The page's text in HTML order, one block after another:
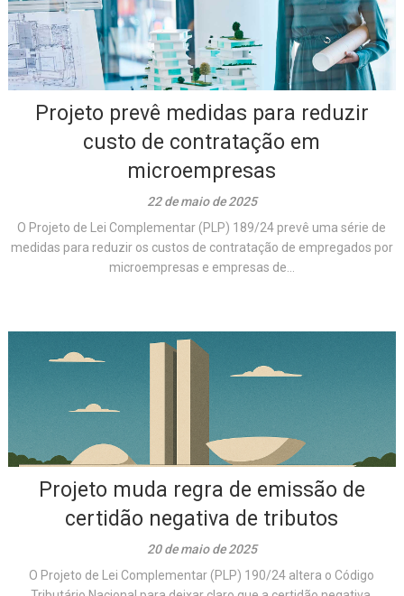
Projeto prevê medidas para reduzir
custo de contratação em
microempresas
22 de maio de 2025
O Projeto de Lei Complementar (PLP) 189/24 prevê uma série de
medidas para reduzir os custos de contratação de empregados por
microempresas e empresas de...
Projeto muda regra de emissão de
certidão negativa de tributos
20 de maio de 2025
O Projeto de Lei Complementar (PLP) 190/24 altera o Código